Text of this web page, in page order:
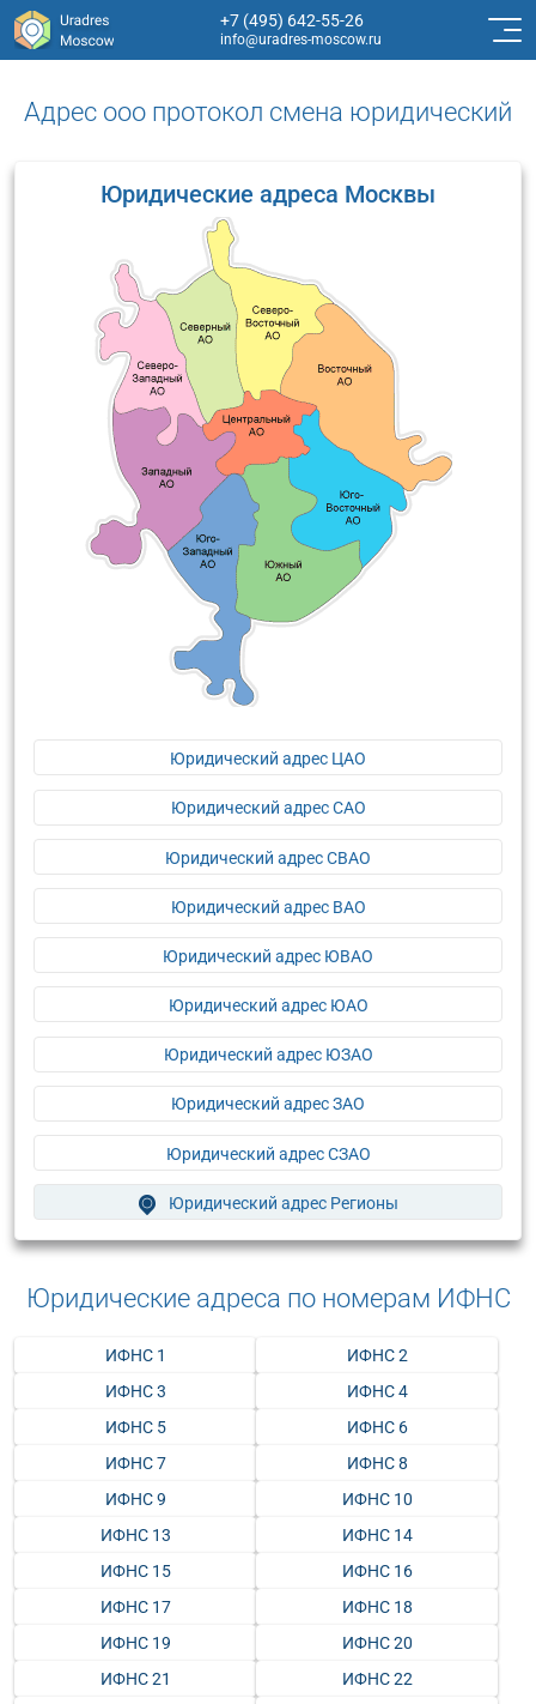
+7 (495) 642-55-26
info@uradres-moscow.ru
Адрес ооо протокол смена юридический
Юридические адреса Москвы
Юридический адрес ЦАО
Юридический адрес САО
Юридический адрес СВАО
Юридический адрес ВАО
Юридический адрес ЮВАО
Юридический адрес ЮАО
Юридический адрес ЮЗАО
Юридический адрес ЗАО
Юридический адрес СЗАО
Юридический адрес Регионы
Юридические адреса по номерам ИФНС
ИФНС 1
ИФНС 2
ИФНС 3
ИФНС 4
ИФНС 5
ИФНС 6
ИФНС 7
ИФНС 8
ИФНС 9
ИФНС 10
ИФНС 13
ИФНС 14
ИФНС 15
ИФНС 16
ИФНС 17
ИФНС 18
ИФНС 19
ИФНС 20
ИФНС 21
ИФНС 22